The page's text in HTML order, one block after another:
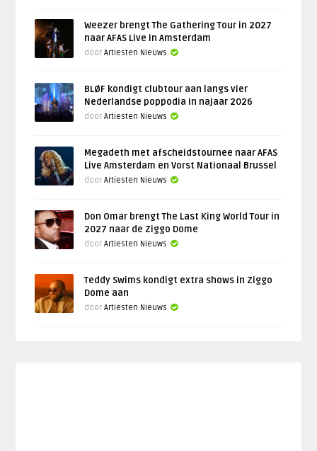
Weezer brengt The Gathering Tour in 2027
naar AFAS Live in Amsterdam
doorArtiesten Nieuws
BLØF kondigt clubtour aan langs vier
Nederlandse poppodia in najaar 2026
doorArtiesten Nieuws
Megadeth met afscheidstournee naar AFAS
Live Amsterdam en Vorst Nationaal Brussel
doorArtiesten Nieuws
Don Omar brengt The Last King World Tour in
2027 naar de Ziggo Dome
doorArtiesten Nieuws
Teddy Swims kondigt extra shows in Ziggo
Dome aan
doorArtiesten Nieuws